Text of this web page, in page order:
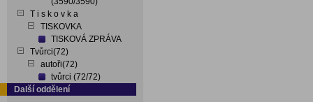
T i s k o v k a
TISKOVKA
TISKOVÁ ZPRÁVA
Tvůrci(72)
autoři(72)
tvůrci (72/72)
Další oddělení